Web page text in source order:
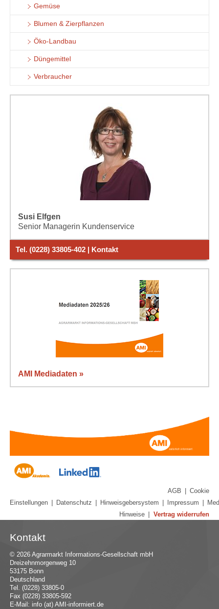
Gemüse
Blumen & Zierpflanzen
Öko-Landbau
Düngemittel
Verbraucher
Susi Elfgen
Senior Managerin Kundenservice
Tel. (0228) 33805-402 | Kontakt
AMI Mediadaten »
AGB
Cookie
Einstellungen
Datenschutz Hinweisgebersystem Impressum
Hinweise
Vertrag widerrufen
Kontakt
© 2026 Agrarmarkt Informations-Gesellschaft mbH
Dreizehnmorgenweg 10
53175 Bonn
Deutschland
Tel. (0228) 33805-0
Fax (0228) 33805-592
E-Mail: info (at) AMI-informiert.de